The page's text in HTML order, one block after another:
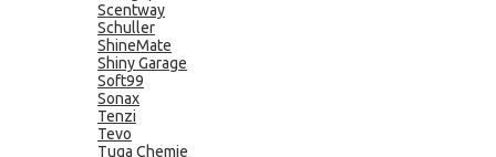
Scentway
Schuller
ShineMate
Shiny Garage
Soft99
Sonax
Tenzi
Tevo
Tuga Chemie